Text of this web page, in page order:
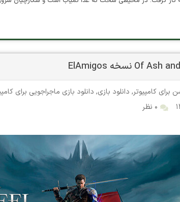
برای کامپیوتر, دانلود بازی, دانلود بازی ماجراجویی برای
۰ نظر